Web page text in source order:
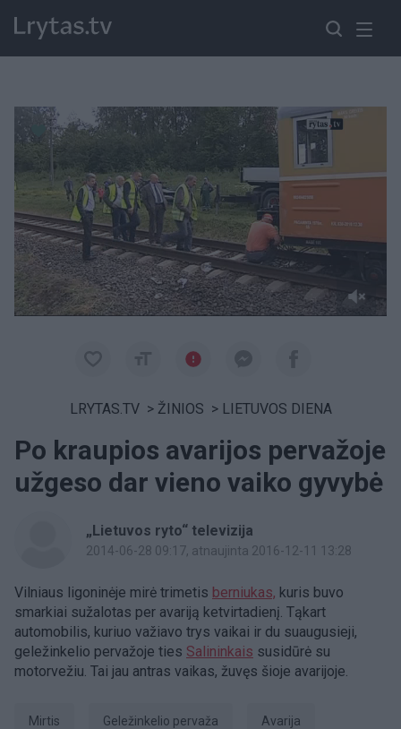
Paremkite Ukrainą
LRYTAS.TV > ŽINIOS > LIETUVOS DIENA
Po kraupios avarijos pervažoje
užgeso dar vieno vaiko gyvybė
„Lietuvos ryto“ televizija
2014-06-28 09:17, atnaujinta 2016-12-11 13:28
Vilniaus ligoninėje mirė trimetis berniukas, kuris buvo
smarkiai sužalotas per avariją ketvirtadienį. Tąkart
automobilis, kuriuo važiavo trys vaikai ir du suaugusieji,
geležinkelio pervažoje ties Salininkais susidūrė su
motorvežiu. Tai jau antras vaikas, žuvęs šioje avarijoje.
Mirtis geležinkelio pervaža avarija